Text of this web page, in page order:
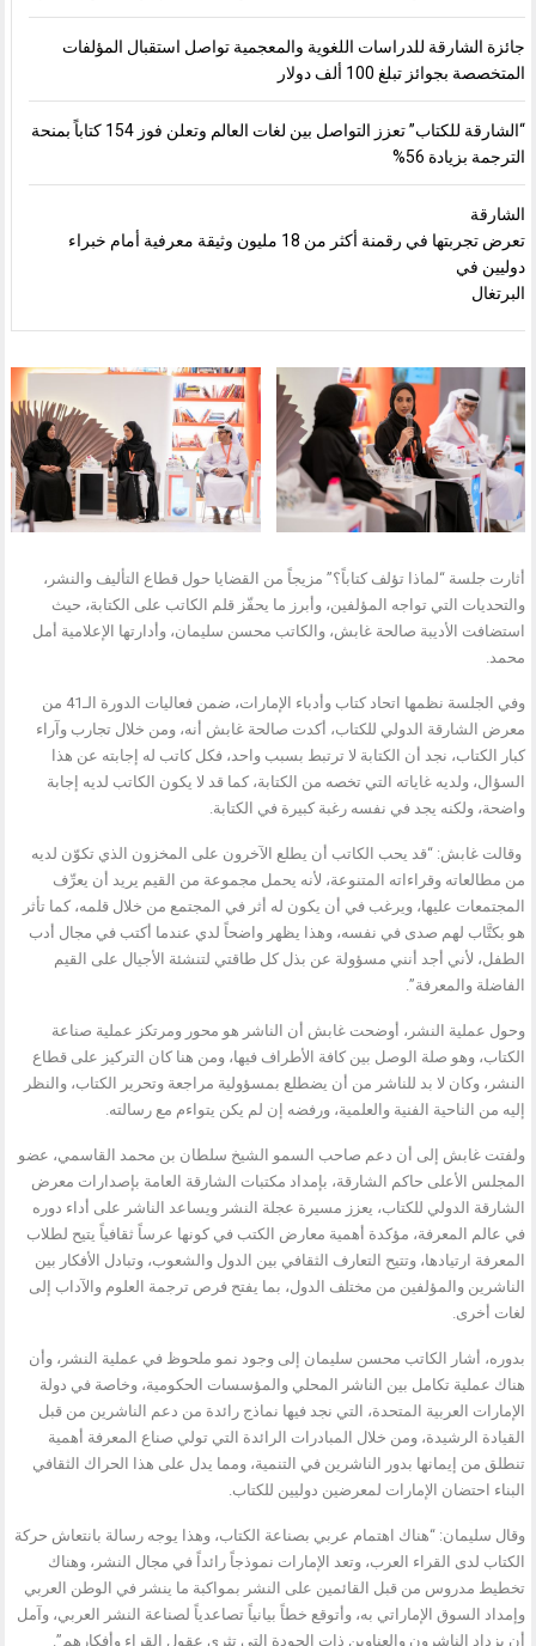
جائزة الشارقة للدراسات اللغوية والمعجمية تواصل استقبال المؤلفات
المتخصصة بجوائز تبلغ 100 ألف دولار
“الشارقة للكتاب” تعزز التواصل بين لغات العالم وتعلن فوز 154 كتاباً بمنحة
الترجمة بزيادة 56%
الشارقة
تعرض تجربتها في رقمنة أكثر من 18 مليون وثيقة معرفية أمام خبراء
دوليين في
البرتغال
أثارت جلسة “لماذا تؤلف كتاباً؟” مزيجاً من القضايا حول قطاع التأليف والنشر،
والتحديات التي تواجه المؤلفين، وأبرز ما يحفّز قلم الكاتب على الكتابة، حيث
استضافت الأديبة صالحة غابش، والكاتب محسن سليمان، وأدارتها الإعلامية أمل
محمد.
وفي الجلسة نظمها اتحاد كتاب وأدباء الإمارات، ضمن فعاليات الدورة الـ41 من
معرض الشارقة الدولي للكتاب، أكدت صالحة غابش أنه، ومن خلال تجارب وآراء
كبار الكتاب، نجد أن الكتابة لا ترتبط بسبب واحد، فكل كاتب له إجابته عن هذا
السؤال، ولديه غاياته التي تخصه من الكتابة، كما قد لا يكون الكاتب لديه إجابة
واضحة، ولكنه يجد في نفسه رغبة كبيرة في الكتابة.
وقالت غابش: “قد يحب الكاتب أن يطلع الآخرون على المخزون الذي تكوّن لديه
من مطالعاته وقراءاته المتنوعة، لأنه يحمل مجموعة من القيم يريد أن يعرِّف
المجتمعات عليها، ويرغب في أن يكون له أثر في المجتمع من خلال قلمه، كما تأثر
هو بكتَّاب لهم صدى في نفسه، وهذا يظهر واضحاً لدي عندما أكتب في مجال أدب
الطفل، لأني أجد أنني مسؤولة عن بذل كل طاقتي لتنشئة الأجيال على القيم
الفاضلة والمعرفة”.
وحول عملية النشر، أوضحت غابش أن الناشر هو محور ومرتكز عملية صناعة
الكتاب، وهو صلة الوصل بين كافة الأطراف فيها، ومن هنا كان التركيز على قطاع
النشر، وكان لا بد للناشر من أن يضطلع بمسؤولية مراجعة وتحرير الكتاب، والنظر
إليه من الناحية الفنية والعلمية، ورفضه إن لم يكن يتواءم مع رسالته.
ولفتت غابش إلى أن دعم صاحب السمو الشيخ سلطان بن محمد القاسمي، عضو
المجلس الأعلى حاكم الشارقة، بإمداد مكتبات الشارقة العامة بإصدارات معرض
الشارقة الدولي للكتاب، يعزز مسيرة عجلة النشر ويساعد الناشر على أداء دوره
في عالم المعرفة، مؤكدة أهمية معارض الكتب في كونها عرساً ثقافياً يتيح لطلاب
المعرفة ارتيادها، وتتيح التعارف الثقافي بين الدول والشعوب، وتبادل الأفكار بين
الناشرين والمؤلفين من مختلف الدول، بما يفتح فرص ترجمة العلوم والآداب إلى
لغات أخرى.
بدوره، أشار الكاتب محسن سليمان إلى وجود نمو ملحوظ في عملية النشر، وأن
هناك عملية تكامل بين الناشر المحلي والمؤسسات الحكومية، وخاصة في دولة
الإمارات العربية المتحدة، التي نجد فيها نماذج رائدة من دعم الناشرين من قبل
القيادة الرشيدة، ومن خلال المبادرات الرائدة التي تولي صناع المعرفة أهمية
تنطلق من إيمانها بدور الناشرين في التنمية، ومما يدل على هذا الحراك الثقافي
البناء احتضان الإمارات لمعرضين دوليين للكتاب.
وقال سليمان: “هناك اهتمام عربي بصناعة الكتاب، وهذا يوجه رسالة بانتعاش حركة
الكتاب لدى القراء العرب، وتعد الإمارات نموذجاً رائداً في مجال النشر، وهناك
تخطيط مدروس من قبل القائمين على النشر بمواكبة ما ينشر في الوطن العربي
وإمداد السوق الإماراتي به، وأتوقع خطاً بيانياً تصاعدياً لصناعة النشر العربي، وآمل
أن يزداد الناشرون والعناوين ذات الجودة التي تثري عقول القراء وأفكارهم”.